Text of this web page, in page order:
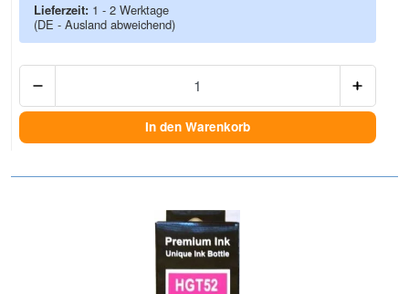
Lieferzeit: 1 - 2 Werktage
(DE - Ausland abweichend)
In den Warenkorb